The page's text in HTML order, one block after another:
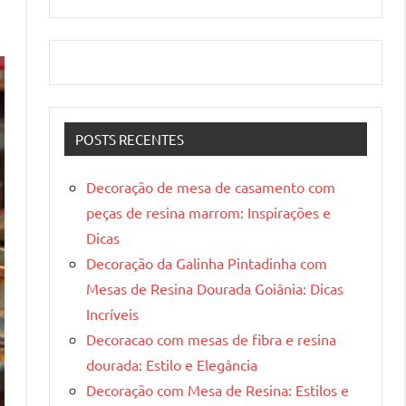
POSTS RECENTES
Decoração de mesa de casamento com
peças de resina marrom: Inspirações e
Dicas
Decoração da Galinha Pintadinha com
Mesas de Resina Dourada Goiânia: Dicas
Incríveis
Decoracao com mesas de fibra e resina
dourada: Estilo e Elegância
Decoração com Mesa de Resina: Estilos e